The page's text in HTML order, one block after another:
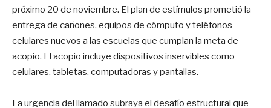
próximo 20 de noviembre. El plan de estímulos prometió la
entrega de cañones, equipos de cómputo y teléfonos
celulares nuevos a las escuelas que cumplan la meta de
acopio. El acopio incluye dispositivos inservibles como
celulares, tabletas, computadoras y pantallas.
La urgencia del llamado subraya el desafío estructural que